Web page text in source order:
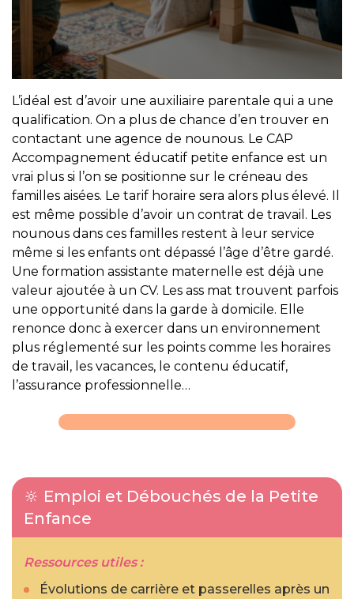
L’idéal est d’avoir une auxiliaire parentale qui a une
qualification. On a plus de chance d’en trouver en
contactant une agence de nounous. Le CAP
Accompagnement éducatif petite enfance est un
vrai plus si l’on se positionne sur le créneau des
familles aisées. Le tarif horaire sera alors plus élevé. Il
est même possible d’avoir un contrat de travail. Les
nounous dans ces familles restent à leur service
même si les enfants ont dépassé l’âge d’être gardé.
Une formation assistante maternelle est déjà une
valeur ajoutée à un CV. Les ass mat trouvent parfois
une opportunité dans la garde à domicile. Elle
renonce donc à exercer dans un environnement
plus réglementé sur les points comme les horaires
de travail, les vacances, le contenu éducatif,
l’assurance professionnelle…
🔆 Emploi et Débouchés de la Petite
Enfance
Ressources utiles :
Évolutions de carrière et passerelles après un